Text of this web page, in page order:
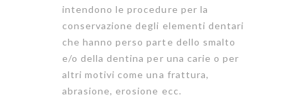
intendono le procedure per la
conservazione degli elementi dentari
che hanno perso parte dello smalto
e/o della dentina per una carie o per
altri motivi come una frattura,
abrasione, erosione ecc.